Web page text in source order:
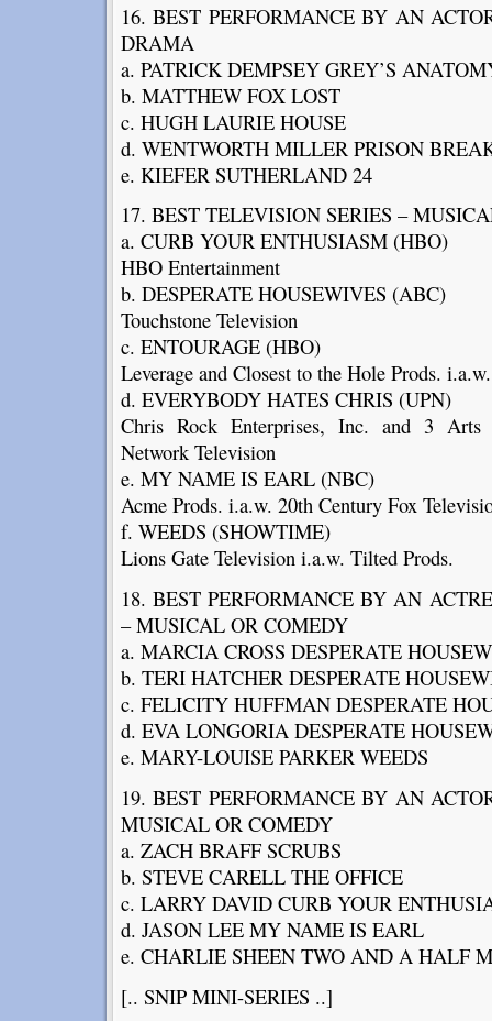
16. BEST PERFORMANCE BY AN
DRAMA
a. PATRICK DEMPSEY GREY’S
b. MATTHEW FOX LOST
c. HUGH LAURIE HOUSE
d. WENTWORTH MILLER PRISON
e. KIEFER SUTHERLAND 24
17. BEST TELEVISION SERIES –
a. CURB YOUR ENTHUSIASM (HBO)
HBO Entertainment
b. DESPERATE HOUSEWIVES (ABC)
Touchstone Television
c. ENTOURAGE (HBO)
Leverage and Closest to the Hole Prods.
d. EVERYBODY HATES CHRIS (UPN)
Chris Rock Enterprises, Inc. and 3 Arts
Network Television
e. MY NAME IS EARL (NBC)
Acme Prods. i.a.w. 20th Century Fox
f. WEEDS (SHOWTIME)
Lions Gate Television i.a.w. Tilted Prods.
18. BEST PERFORMANCE BY AN
– MUSICAL OR COMEDY
a. MARCIA CROSS DESPERATE
b. TERI HATCHER DESPERATE
c. FELICITY HUFFMAN DESPERATE
d. EVA LONGORIA DESPERATE
e. MARY-LOUISE PARKER WEEDS
19. BEST PERFORMANCE BY AN
MUSICAL OR COMEDY
a. ZACH BRAFF SCRUBS
b. STEVE CARELL THE OFFICE
c. LARRY DAVID CURB YOUR
d. JASON LEE MY NAME IS EARL
e. CHARLIE SHEEN TWO AND A HALF
[.. SNIP MINI-SERIES ..]